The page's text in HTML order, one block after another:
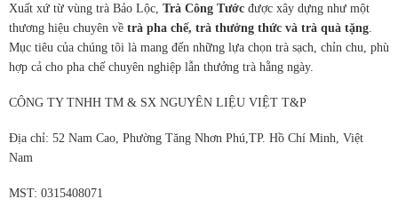
Xuất xứ từ vùng trà Bảo Lộc, Trà Công Tướcđược xây dựng như một
thương hiệu chuyên về trà pha chế, trà thưởng thức và trà quà tặng.
Mục tiêu của chúng tôi là mang đến những lựa chọn trà sạch, chỉn chu, phù
hợp cả cho pha chế chuyên nghiệp lẫn thưởng trà hằng ngày.
CÔNG TY TNHH TM & SX NGUYÊN LIỆU VIỆT T&P
Địa chỉ: 52 Nam Cao, Phường Tăng Nhơn Phú,TP. Hồ Chí Minh, Việt
Nam
MST: 0315408071